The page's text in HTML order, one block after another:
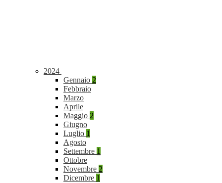
2024
Gennaio 2
Febbraio
Marzo
Aprile
Maggio 2
Giugno
Luglio 1
Agosto
Settembre 1
Ottobre
Novembre 2
Dicembre 1